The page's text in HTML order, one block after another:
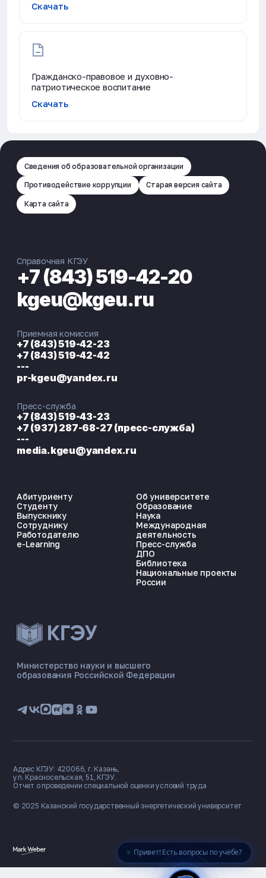
Привет! Есть вопросы по учёбе?
ЭНЕРГОКОД — ПОМОЩНИК КГЭУ
📋 Приёмная комиссия
🏠 Общежитие
Скачать
Гражданско-правовое и духовно-
патриотическое воспитание
Скачать
Сведения об образовательной организации
Противодействие коррупции Старая версия сайта
Карта сайта
Министерство науки и высшего
образования Российской Федерации
Абитуриенту
Студенту
Выпускнику
Сотруднику
Работодателю
e-Learning
Об университете
Образование
Наука
Международная
деятельность
Пресс-служба
ДПО
Библиотека
Национальные проекты
России
Справочная КГЭУ
+7 (843) 519-42-20
kgeu@kgeu.ru
Приемная комиссия
+7 (843) 519-42-23
+7 (843) 519-42-42
---
pr-kgeu@yandex.ru
Пресс-служба
+7 (843) 519-43-23
+7 (937) 287-68-27 (пресс-служба)
---
media.kgeu@yandex.ru
© 2025 Казанский государственный энергетический университет
Адрес КГЭУ: 420066, г. Казань,
ул. Красносельская, 51, КГЭУ.
Отчет о проведении специальной оценки условий труда